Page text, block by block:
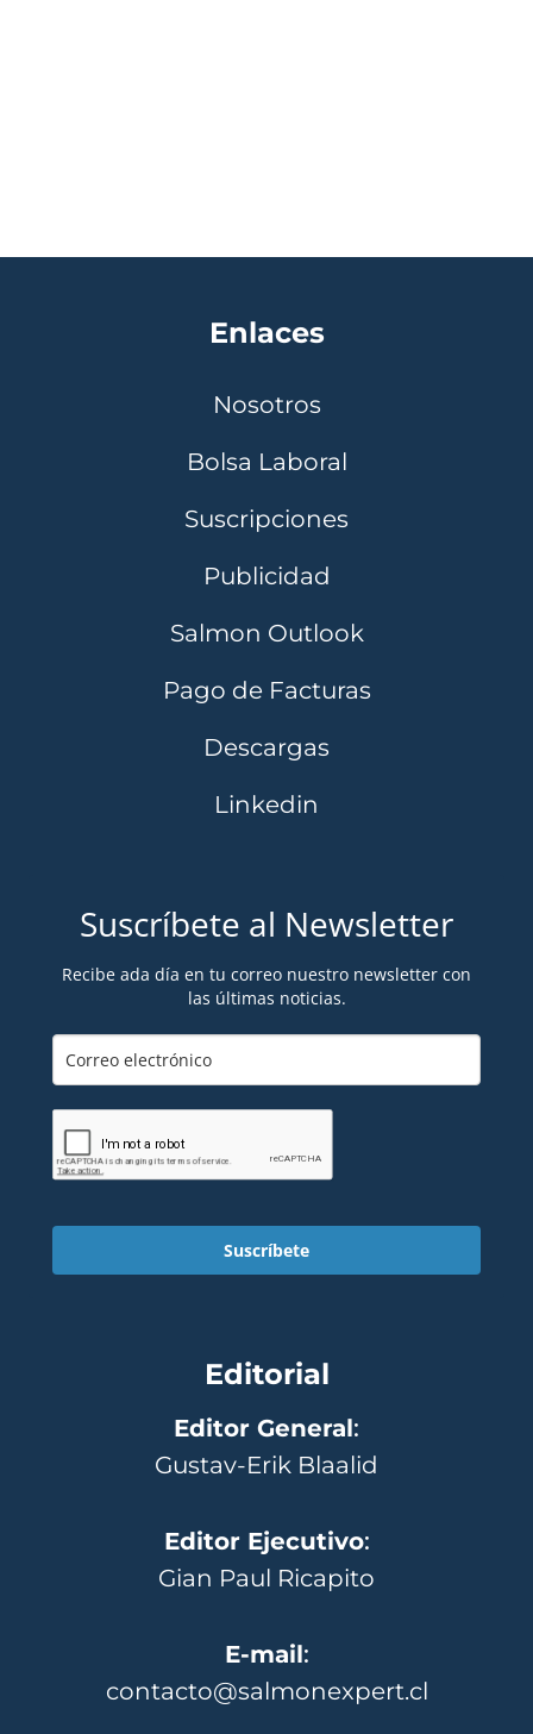
Enlaces
Nosotros
Bolsa Laboral
Suscripciones
Publicidad
Salmon Outlook
Pago de Facturas
Descargas
Linkedin
Suscríbete al Newsletter
Recibe ada día en tu correo nuestro newsletter con
las últimas noticias.
Suscríbete
Editorial
Editor General:
Gustav-Erik Blaalid
Editor Ejecutivo:
Gian Paul Ricapito
E-mail:
contacto@salmonexpert.cl